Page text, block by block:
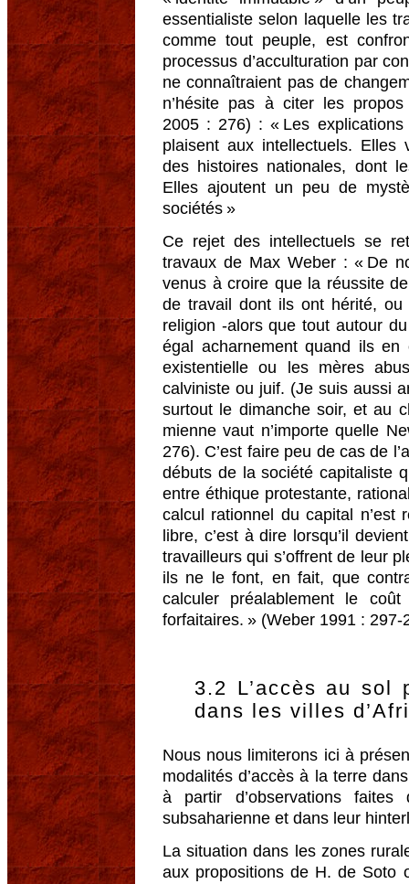
essentialiste selon laquelle les
comme tout peuple, est
processus d’acculturation par
ne connaîtraient pas de
n’hésite pas à citer les
2005 : 276) : « Les explications
plaisent aux intellectuels. Elles
des histoires nationales, dont
Elles ajoutent un peu de
sociétés »
Ce rejet des intellectuels se
travaux de Max Weber : « De
venus à croire que la réussite
de travail dont ils ont hérité, ou
religion -alors que tout autour
égal acharnement quand ils en
existentielle ou les mères
calviniste ou juif. (Je suis aussi
surtout le dimanche soir, et au
mienne vaut n’importe quelle
276). C’est faire peu de cas de
débuts de la société capitaliste
entre éthique protestante,
calcul rationnel du capital
libre, c’est à dire lorsqu’il
travailleurs qui s’offrent de leur
ils ne le font, en fait, que
calculer préalablement le
forfaitaires. » (Weber 1991 : 297-
3.2 L’accès au sol
dans les villes
Nous nous limiterons ici à
modalités d’accès à la terre
à partir d’observations faites
subsaharienne et dans leur
La situation dans les zones
aux propositions de H. de Soto